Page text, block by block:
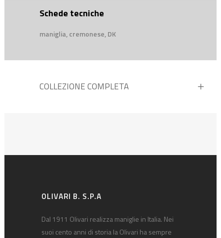
Schede tecniche
maniglia, cremonese, DK
COLLEZIONE COMPLETA
OLIVARI B. S.P.A
Dal 1911 Olivari realizza maniglie in Italia. Nei
suoi cento anni di storia la Olivari ha sempre